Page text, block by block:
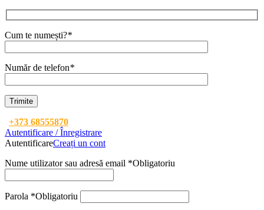
Cum te numești?*
Număr de telefon*
+373 68555870
Autentificare / Înregistrare
AutentificareCreați un cont
Nume utilizator sau adresă email *Obligatoriu
Parola *Obligatoriu